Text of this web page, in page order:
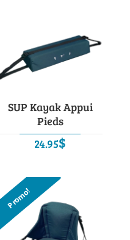
SUP Kayak Appui
Pieds
24.95$
Promo!